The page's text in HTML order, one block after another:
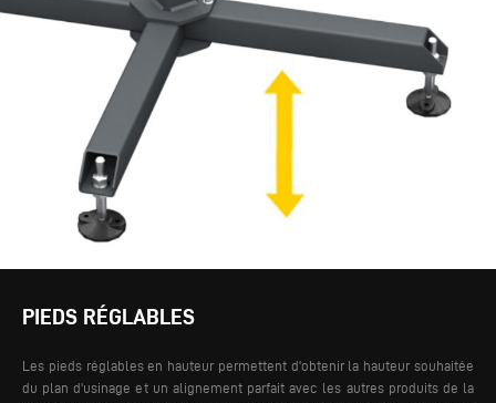
PIEDS RÉGLABLES
Les pieds réglables en hauteur permettent d'obtenir la hauteur souhaitée
du plan d'usinage et un alignement parfait avec les autres produits de la